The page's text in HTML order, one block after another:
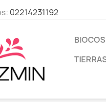
02214231192